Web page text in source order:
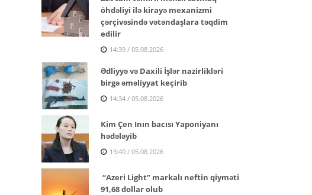
öhdəliyi ilə kirayə mexanizmi
çərçivəsində vətəndaşlara təqdim
edilir
14:39 / 05.08.2026
Ədliyyə və Daxili İşlər nazirlikləri
birgə əməliyyat keçirib
14:34 / 05.08.2026
Kim Çen Inın bacısı Yaponiyanı
hədələyib
13:40 / 05.08.2026
“Azeri Light” markalı neftin qiyməti
91,68 dollar olub